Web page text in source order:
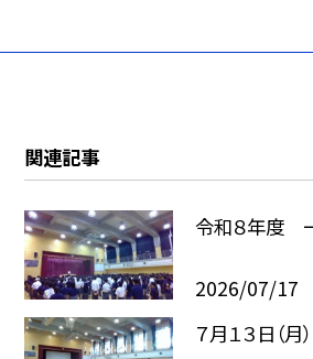
関連記事
令和８年度
2026/07/17
７月１３日（